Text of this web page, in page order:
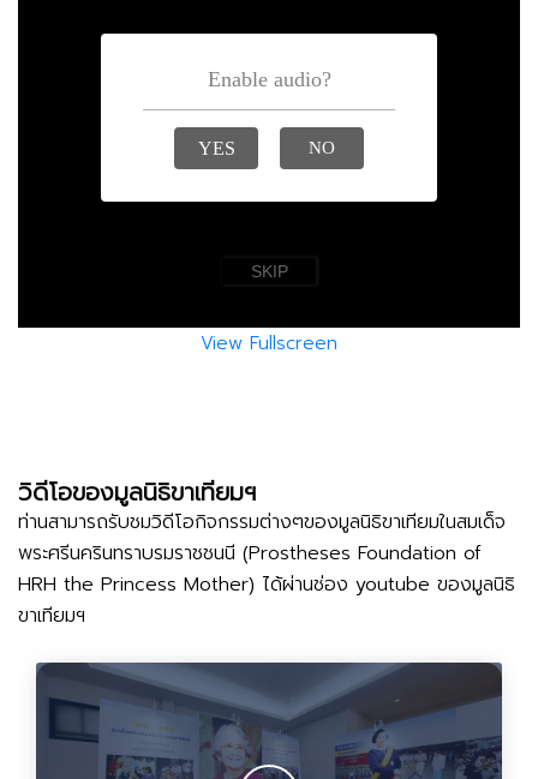
View Fullscreen
วิดีโอของมูลนิธิขาเทียมฯ
ท่านสามารถรับชมวิดีโอกิจกรรมต่างๆของมูลนิธิขาเทียมในสมเด็จ
พระศรีนครินทราบรมราชชนนี (Prostheses Foundation of
HRH the Princess Mother) ได้ผ่านช่อง youtube ของมูลนิธิ
ขาเทียมฯ